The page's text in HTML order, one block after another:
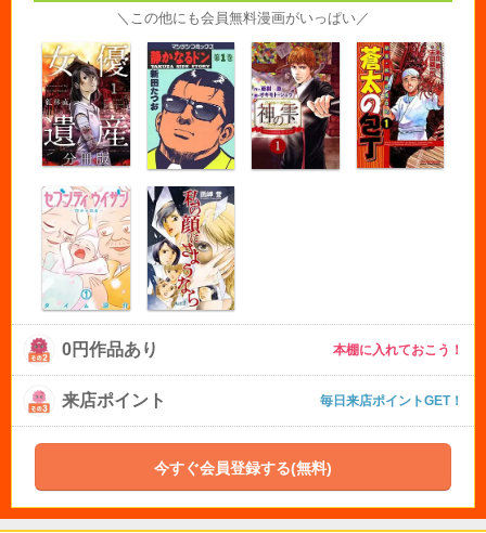
＼この他にも会員無料漫画がいっぱい／
0円作品あり 本棚に入れておこう！
来店ポイント 毎日来店ポイントGET！
今すぐ会員登録する(無料)